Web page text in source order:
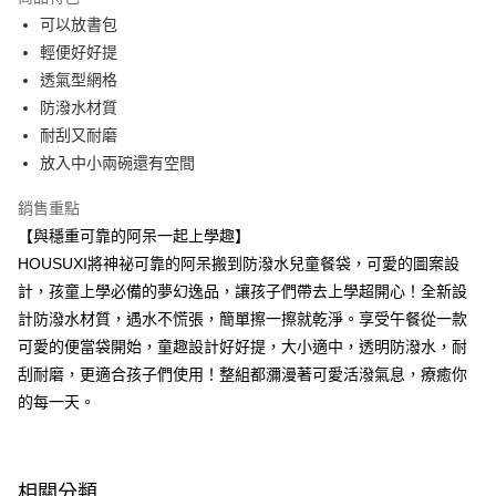
Apple Pay
街口支付
悠遊付
Google Pay
相關說明
【大哥付你分期使用說明】
1.本服務由台灣大哥大提供，台灣大哥大用戶可立即使用無須另外申請。
2.付款方式選擇「大哥付你分期」，訂單成立後會自動跳轉到大哥付的交易
流程，驗證手機門號後，選擇欲分期的期數、繳款截止日，確認付款後即完
成交易。
4.訂單成立30分鐘內，如未前往確認交易或遇審核未通過，訂單將自動取
消。如遇「轉專審核」未通過狀況，表示未達大哥付你分期系統評分，恕無
法說明評估內容。
【繳款方式說明】
【關於「AFTEE先享後付」】
AFTEE先享後付是「在收到商品之後才付款」的支付方式。 讓您購物簡單
便利好安心！
１．簡單：不需註冊會員、不需綁卡、不需儲值。
２．便利：只要手機號碼，簡訊認證，即可結帳。
３．安心：先確認商品／服務後，再付款。
結帳頁面，進行簡訊認證並確認金額後，即可完成結帳。
ATM付款
運送方式
全家取貨付款
付款後全家取貨
可以放書包
輕便好好提
透氣型網格
防潑水材質
耐刮又耐磨
放入中小兩碗還有空間
銷售重點
【與穩重可靠的阿呆一起上學趣】
HOUSUXI將神祕可靠的阿呆搬到防潑水兒童餐袋，可愛的圖案設
計，孩童上學必備的夢幻逸品，讓孩子們帶去上學超開心！全新設
計防潑水材質，遇水不慌張，簡單擦一擦就乾淨。享受午餐從一款
可愛的便當袋開始，童趣設計好好提，大小適中，透明防潑水，耐
刮耐磨，更適合孩子們使用！整組都瀰漫著可愛活潑氣息，療癒你
的每一天。